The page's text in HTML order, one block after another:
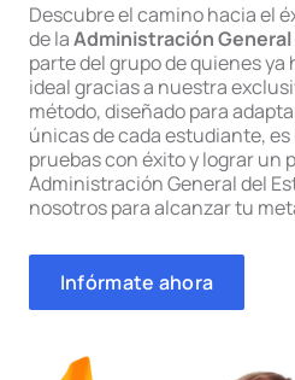
Descubre el camino hacia el
de laAdministración
parte del grupo de quienes
ideal gracias a nuestra
método, diseñado para
únicas de cada estudiante,
pruebas con éxito y lograr un
Administración General del
nosotros para alcanzar tu
Infórmate ahora